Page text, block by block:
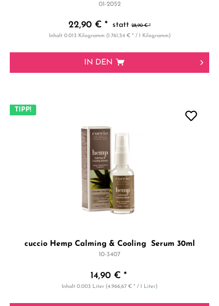
01-2052
22,90 € *
28,90 € *
Inhalt 0.013 Kilogramm (1.761,54 € * / 1 Kilogramm)
IN DEN
TIPP!
cuccio Hemp Calming & Cooling Serum 30ml
10-3407
14,90 € *
Inhalt0.003 Liter (4.966,67 € * / 1 Liter)